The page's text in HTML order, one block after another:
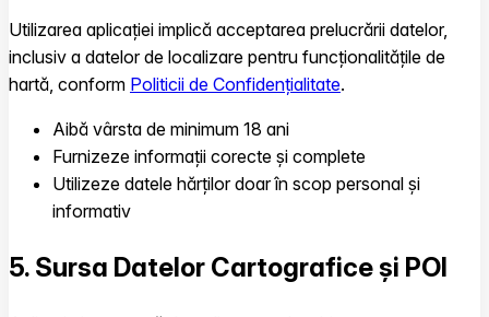
Utilizarea aplicației implică acceptarea prelucrării datelor,
inclusiv a datelor de localizare pentru funcționalitățile de
hartă, conform Politicii de Confidențialitate.
Aibă vârsta de minimum 18 ani
Furnizeze informații corecte și complete
Utilizeze datele hărților doar în scop personal și
informativ
5. Sursa Datelor Cartografice și POI